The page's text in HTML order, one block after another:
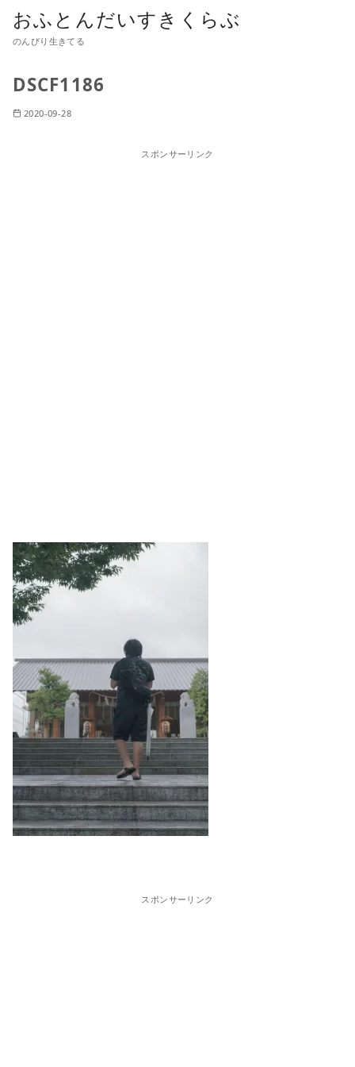
おふとんだいすきくらぶ
のんびり生きてる
DSCF1186
2020-09-28
スポンサーリンク
スポンサーリンク